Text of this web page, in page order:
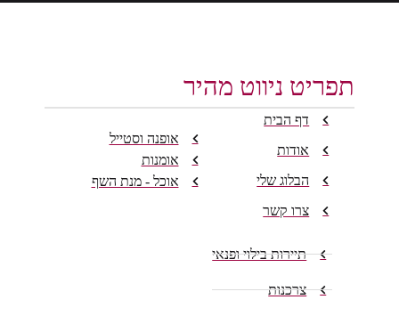
תפריט ניווט מהיר
דף הבית
אודות
הבלוג שלי
צרו קשר
אופנה וסטייל
אומנות
אוכל - מנת השף
תיירות בילוי ופנאי
צרכנות